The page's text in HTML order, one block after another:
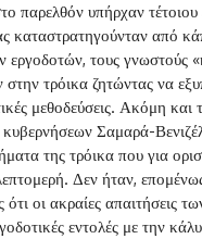
παρελθόν υπήρχαν τέτοιου
καταστρατηγούνταν από
εργοδοτών, τους γνωστούς
τρόικα ζητώντας να
μεθοδεύσεις. Ακόμη και
κυβερνήσεων Σαμαρά-
της τρόικα που για
Δεν ήταν,
ότι οι ακραίες απαιτήσεις
εντολές με την